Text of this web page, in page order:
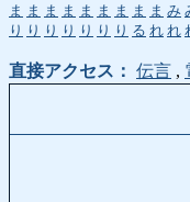
ま ま ま ま ま ま ま ま ま み
り り り り り り り る れ れ
直接アクセス： 伝言 ,